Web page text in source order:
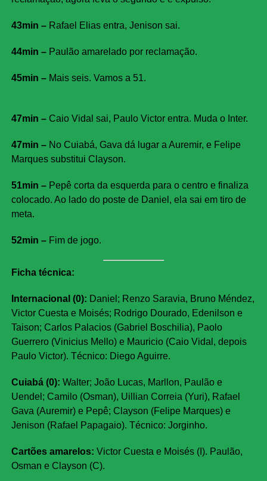
43min – Rafael Elias entra, Jenison sai.
44min – Paulão amarelado por reclamação.
45min – Mais seis. Vamos a 51.
47min – Caio Vidal sai, Paulo Victor entra. Muda o Inter.
47min – No Cuiabá, Gava dá lugar a Auremir, e Felipe
Marques substitui Clayson.
51min – Pepê corta da esquerda para o centro e finaliza
colocado. Ao lado do poste de Daniel, ela sai em tiro de
meta.
52min – Fim de jogo.
Ficha técnica:
Internacional (0): Daniel; Renzo Saravia, Bruno Méndez,
Victor Cuesta e Moisés; Rodrigo Dourado, Edenilson e
Taison; Carlos Palacios (Gabriel Boschilia), Paolo
Guerrero (Vinicius Mello) e Mauricio (Caio Vidal, depois
Paulo Victor). Técnico: Diego Aguirre.
Cuiabá (0): Walter; João Lucas, Marllon, Paulão e
Uendel; Camilo (Osman), Uillian Correia (Yuri), Rafael
Gava (Auremir) e Pepê; Clayson (Felipe Marques) e
Jenison (Rafael Papagaio). Técnico: Jorginho.
Cartões amarelos: Victor Cuesta e Moisés (I). Paulão,
Osman e Clayson (C).